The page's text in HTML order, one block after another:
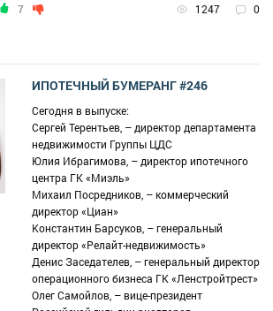
7 1247 0
ИПОТЕЧНЫЙ БУМЕРАНГ #246
Сегодня в выпуске:
Сергей Терентьев, – директор департамента
недвижимости Группы ЦДС
Юлия Ибрагимова, – директор ипотечного
центра ГК «Миэль»
Михаил Посредников, – коммерческий
директор «Циан»
Константин Барсуков, – генеральный
директор «Релайт-недвижимость»
Денис Заседателев, – генеральный директор
операционного бизнеса ГК «Ленстройтрест»
Олег Самойлов, – вице-президент